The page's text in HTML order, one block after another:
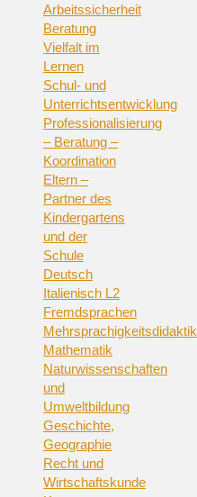
Arbeitssicherheit
Beratung
Vielfalt im
Lernen
Schul- und
Unterrichtsentwicklung
Professionalisierung
– Beratung –
Koordination
Eltern –
Partner des
Kindergartens
und der
Schule
Deutsch
Italienisch L2
Fremdsprachen
Mehrsprachigkeitsdidaktik
Mathematik
Naturwissenschaften
und
Umweltbildung
Geschichte,
Geographie
Recht und
Wirtschaftskunde